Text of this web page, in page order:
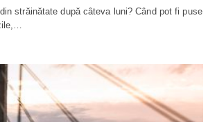
străinătate după câteva luni? Când pot fi puse